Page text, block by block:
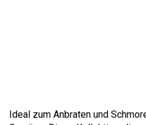
Ideal zum Anbraten und